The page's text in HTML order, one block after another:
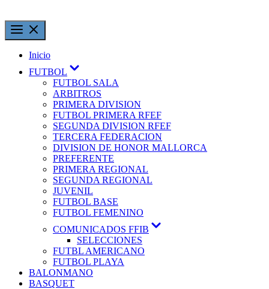
Inicio
FUTBOL
FUTBOL SALA
ARBITROS
PRIMERA DIVISION
FUTBOL PRIMERA RFEF
SEGUNDA DIVISION RFEF
TERCERA FEDERACION
DIVISION DE HONOR MALLORCA
PREFERENTE
PRIMERA REGIONAL
SEGUNDA REGIONAL
JUVENIL
FUTBOL BASE
FUTBOL FEMENINO
COMUNICADOS FFIB
SELECCIONES
FUTBL AMERICANO
FUTBOL PLAYA
BALONMANO
BASQUET